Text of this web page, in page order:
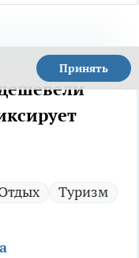
Принять
Туризм